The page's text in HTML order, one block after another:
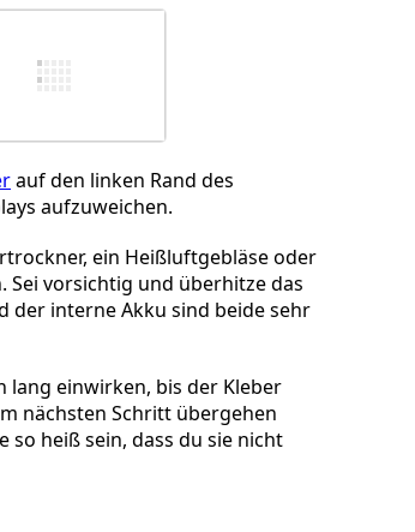
auf den linken Rand des
aufzuweichen.
ein Heißluftgebläse oder
Sei vorsichtig und überhitze das
der interne Akku sind beide sehr
lang einwirken, bis der Kleber
nächsten Schritt übergehen
so heiß sein, dass du sie nicht